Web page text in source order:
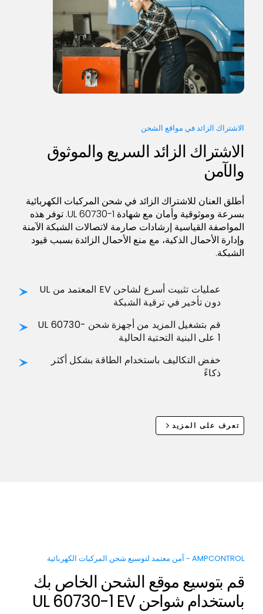
الاشتراك الزائد في مواقع الشحن
الاشتراك الزائد السريع والموثوق
والآمن
أطلق العنان للاشتراك الزائد في شحن المركبات الكهربائية
بسرعة وموثوقية وأمان مع شهادة UL 60730-1. توفر هذه
المواصفة القياسية إرشادات صارمة لاتصالات الشبكة الآمنة
وإدارة الأحمال الذكية، مع منع الأحمال الزائدة بسبب قيود
الشبكة.
عمليات تثبيت أسرع لشاحن EV المعتمد من UL
دون تأخير في ترقية الشبكة
قم بتشغيل المزيد من أجهزة شحن UL 60730-
1 على البنية التحتية الحالية
خفض التكاليف باستخدام الطاقة بشكل أكثر
ذكاءً
تعرف على المزيد
AMPCONTROL - آمن معتمد لتوسيع شحن المركبات الكهربائية
قم بتوسيع موقع الشحن الخاص بك
باستخدام شواحن UL 60730-1 EV